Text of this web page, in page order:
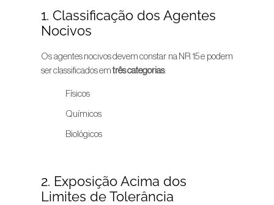
1. Classificação dos Agentes
Nocivos
Os agentes nocivos devem constar na NR 15 e podem
ser classificados em três categorias:
Físicos
Químicos
Biológicos
2. Exposição Acima dos
Limites de Tolerância